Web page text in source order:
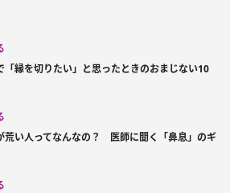
「縁を切りたい」と思ったときのおまじない10
荒い人ってなんなの？ 医師に聞く「鼻息」のギ